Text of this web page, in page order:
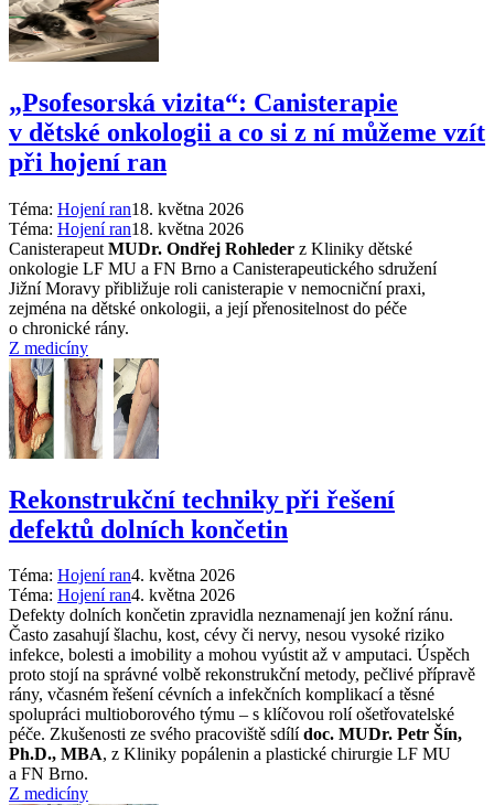
„Psofesorská vizita“: Canisterapie
v dětské onkologii a co si z ní můžeme vzít
při hojení ran
Téma: Hojení ran18. května 2026
Téma: Hojení ran18. května 2026
Canisterapeut MUDr. Ondřej Rohleder z Kliniky dětské
onkologie LF MU a FN Brno a Canisterapeutického sdružení
Jižní Moravy přibližuje roli canisterapie v nemocniční praxi,
zejména na dětské onkologii, a její přenositelnost do péče
o chronické rány.
Z medicíny
Rekonstrukční techniky při řešení
defektů dolních končetin
Téma: Hojení ran4. května 2026
Téma: Hojení ran4. května 2026
Defekty dolních končetin zpravidla neznamenají jen kožní ránu.
Často zasahují šlachu, kost, cévy či nervy, nesou vysoké riziko
infekce, bolesti a imobility a mohou vyústit až v amputaci. Úspěch
proto stojí na správné volbě rekonstrukční metody, pečlivé přípravě
rány, včasném řešení cévních a infekčních komplikací a těsné
spolupráci multioborového týmu –⁠ s klíčovou rolí ošetřovatelské
péče. Zkušenosti ze svého pracoviště sdílídoc. MUDr. Petr Šín,
Ph.D., MBA, z Kliniky popálenin a plastické chirurgie LF MU
a FN Brno.
Z medicíny